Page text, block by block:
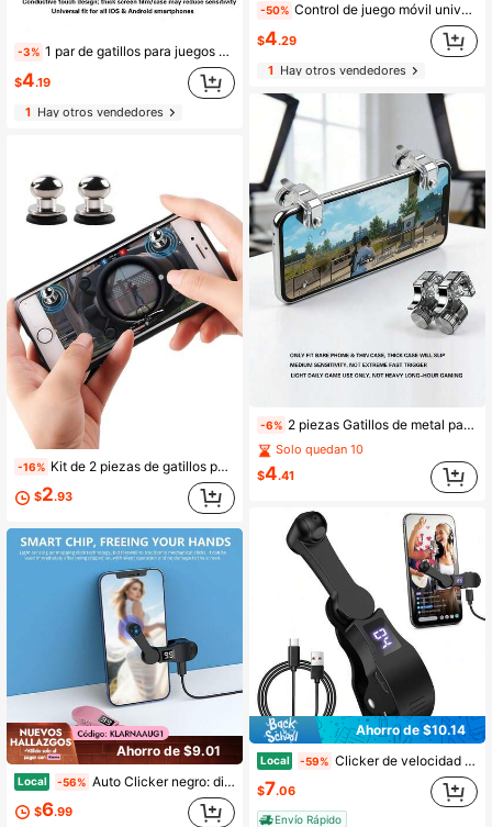
-3% 1 par de gatillos para juegos de disparos móviles Blue Shark ÚNICAMENTE, botones auxiliares de juego de enlace de 4 dedos, controlador de clip conductivo sensible compatible con todos los teléfonos inteligentes iOS & Android, teléfono no incluido, diseño de vista de pantalla clara
$4.19
1Hay otros vendedores
-16% Kit de 2 piezas de gatillos para controlador de juegos móviles, botones táctiles de joystick sensibles, conjunto de gatillos y joystick para controlador de juegos móviles BGMI - Botones de disparo táctiles de alta sensibilidad compatibles con teléfonos y Android, accesorios de juego ergonómicos con ventosa de fácil instalación para juegos
$2.93
Ahorro de $9.01
Local -56% Auto Clicker negro: dispositivo plug and play para hacer clic rápido en |Phone, simulación de clic continuo y rápido con el dedo para likes, transmisiones en vivo y flashes.
$6.99
-50% Control de juego móvil universal - Compatible con iPhone/iPad/smartphones y tabletas Android - Para smartphones, palancas de juego con ventosa para asas - Excelente para juegos de smartphone
$4.29
1Hay otros vendedores
-6% 2 piezas Gatillos de metal para juegos móviles, botones de disparo L1 R1, pinza estable limitada solo para teléfonos sin funda y fundas delgadas, teclas de juego de sensibilidad media para Android e iOS, para juegos de COD Mobile
Solo quedan 10
$4.41
Ahorro de $10.14
Local -59% Clicker de velocidad ajustable - Simulación de clic rápido para pantalla de teléfono, dispositivo de clic automático para aplicaciones Android e iOS, juegos y transmisiones en vivo
$7.06
Envío Rápido